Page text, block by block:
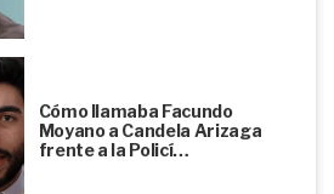
Cómo llamaba Facundo
Moyano a Candela Arizaga
frente a la Policí…